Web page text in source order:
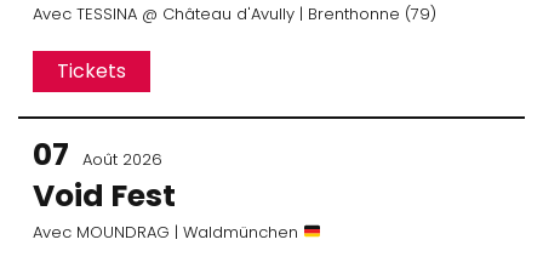
Avec TESSINA @ Château d'Avully | Brenthonne (79)
Tickets
07 Août 2026
Void Fest
Avec MOUNDRAG | Waldmünchen